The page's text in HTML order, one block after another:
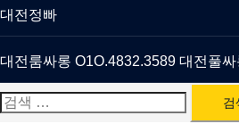
대전정빠
대전룸싸롱 O1O.4832.3589 대전풀
검